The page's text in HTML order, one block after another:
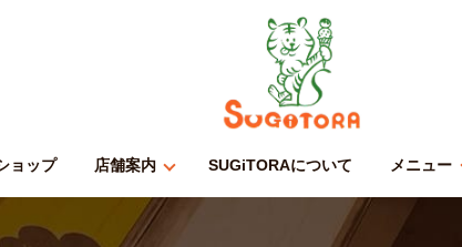
ョップ 店舗案内 SUGiTORAについて メニュー